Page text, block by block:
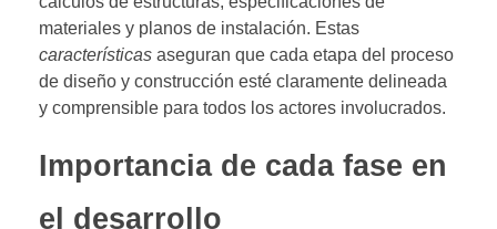
materiales y planos de instalación. Estas
características aseguran que cada etapa del proceso
de diseño y construcción esté claramente delineada
y comprensible para todos los actores involucrados.
Importancia de cada fase en
el desarrollo